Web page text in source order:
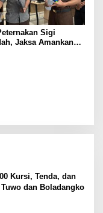
Sigi
Jaksa Amankan
Kursi, Tenda, dan
dan Boladangko